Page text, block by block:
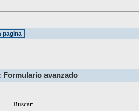
Formulario avanzado
Buscar: